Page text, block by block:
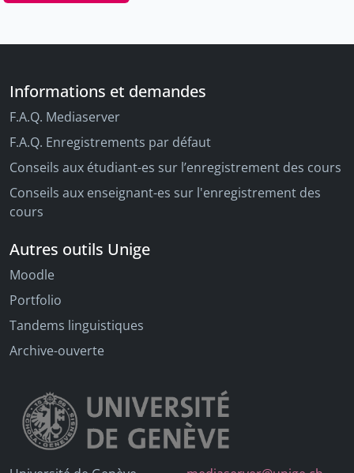
Informations et demandes
F.A.Q. Mediaserver
F.A.Q. Enregistrements par défaut
Conseils aux étudiant-es sur l’enregistrement des cours
Conseils aux enseignant-es sur l'enregistrement des
cours
Autres outils Unige
Moodle
Portfolio
Tandems linguistiques
Archive-ouverte